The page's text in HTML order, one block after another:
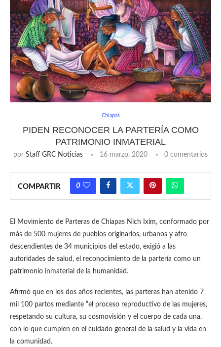
Chiapas
PIDEN RECONOCER LA PARTERÍA COMO
PATRIMONIO INMATERIAL
por Staff GRC Noticias 16 marzo, 2020 0 comentarios
COMPARTIR 0
El Movimiento de Parteras de Chiapas Nich Ixim, conformado por
más de 500 mujeres de pueblos originarios, urbanos y afro
descendientes de 34 municipios del estado, exigió a las
autoridades de salud, el reconocimiento de la partería como un
patrimonio inmaterial de la humanidad.
Afirmó que en los dos años recientes, las parteras han atenido 7
mil 100 partos mediante “el proceso reproductivo de las mujeres,
respetando su cultura, su cosmovisión y el cuerpo de cada una,
con lo que cumplen en el cuidado general de la salud y la vida en
la comunidad.